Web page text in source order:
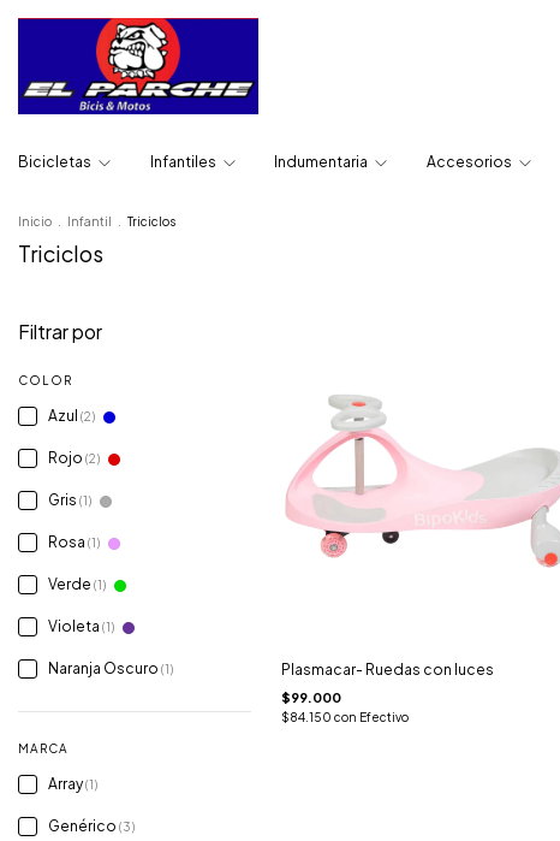
Bicicletas Infantiles Indumentaria Accesorios
Inicio Infantil Triciclos
Triciclos
Filtrar por
COLOR
Azul (2)
Rojo (2)
Gris (1)
Rosa (1)
Verde (1)
Violeta (1)
Naranja Oscuro (1)
MARCA
Array(1)
Genérico (3)
Plasmacar- Ruedas con luces
$99.000
$84.150 con Efectivo